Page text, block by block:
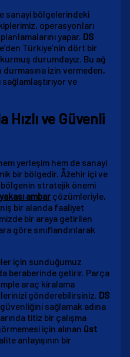
sanayi bölgelerindeki
operasyonları
yapar. DS
Türkiye’nin dört bir
kurmuş durumdayız. Bu ağ
durmasına izin vermeden,
ve
Hızlı ve Güvenli
yerleşim hem de sanayi
bir bölgedir. Åžehir içi ve
bölgenin stratejik önemi
ambarçözümleriyle,
bir alanda faaliyet
bir araya getirilen
göre sınıflandırılarak
için sunduğumuz
beraberinde getirir. Parça
araç kiralama
gönderebilirsiniz. DS
sağlamak adına
titiz bir çalışma
için alınan üst
anlayışının bir